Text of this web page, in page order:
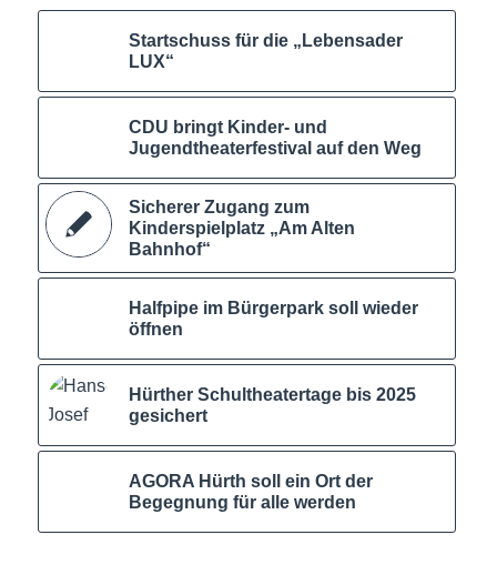
Startschuss für die „Lebensader
LUX“
CDU bringt Kinder- und
Jugendtheaterfestival auf den Weg
Sicherer Zugang zum
Kinderspielplatz „Am Alten
Bahnhof“
Halfpipe im Bürgerpark soll wieder
öffnen
Hürther Schultheatertage bis 2025
gesichert
AGORA Hürth soll ein Ort der
Begegnung für alle werden